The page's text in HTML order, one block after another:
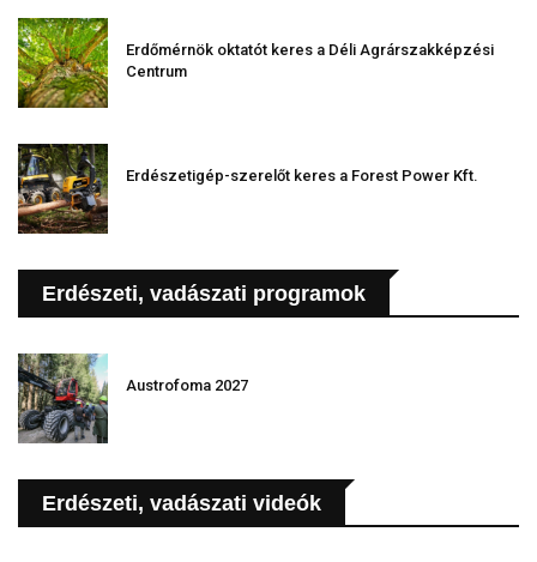
Erdőmérnök oktatót keres a Déli Agrárszakképzési
Centrum
Erdészetigép-szerelőt keres a Forest Power Kft.
Erdészeti, vadászati programok
Austrofoma 2027
Erdészeti, vadászati videók